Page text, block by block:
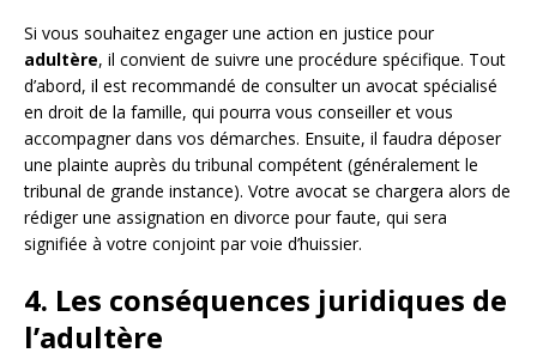
Si vous souhaitez engager une action en justice pour
adultère, il convient de suivre une procédure spécifique. Tout
d’abord, il est recommandé de consulter un avocat spécialisé
en droit de la famille, qui pourra vous conseiller et vous
accompagner dans vos démarches. Ensuite, il faudra déposer
une plainte auprès du tribunal compétent (généralement le
tribunal de grande instance). Votre avocat se chargera alors de
rédiger une assignation en divorce pour faute, qui sera
signifiée à votre conjoint par voie d’huissier.
4. Les conséquences juridiques de
l’adultère